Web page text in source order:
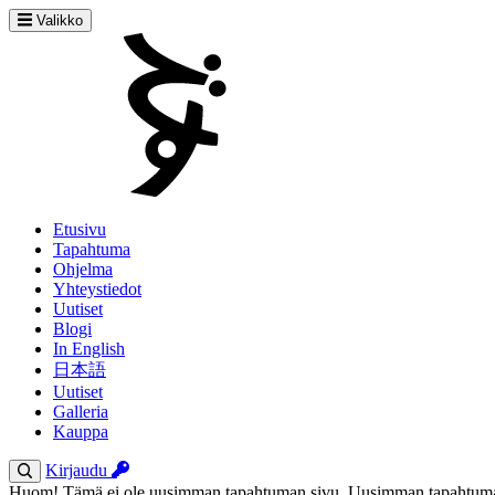
Valikko
Etusivu
Tapahtuma
Ohjelma
Yhteystiedot
Uutiset
Blogi
In English
日本語
Uutiset
Galleria
Kauppa
Kirjaudu